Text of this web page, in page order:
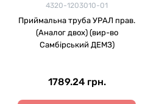
4320-1203010-01
Приймальна труба УРАЛ прав.
(Аналог двох) (вир-во
Самбірський ДЕМЗ)
1789.24 грн.